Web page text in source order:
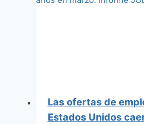
Las ofertas de
Estados Unidos